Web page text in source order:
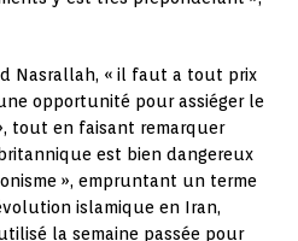
Nasrallah, « il faut a tout prix
opportunité pour assiéger le
tout en faisant remarquer
est bien dangereux
», empruntant un terme
islamique en Iran,
la semaine passée pour